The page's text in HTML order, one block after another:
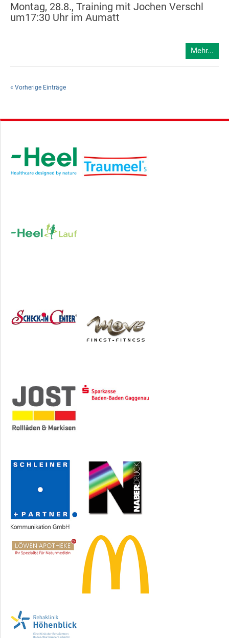
Montag, 28.8., Training mit Jochen Verschl
um17:30 Uhr im Aumatt
Mehr...
« Vorherige Einträge